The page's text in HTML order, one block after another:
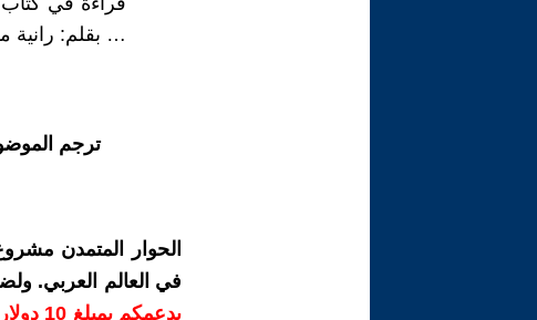
… بقلم: رانية
ترجم
الحوار المتمدن
في العالم العربي.